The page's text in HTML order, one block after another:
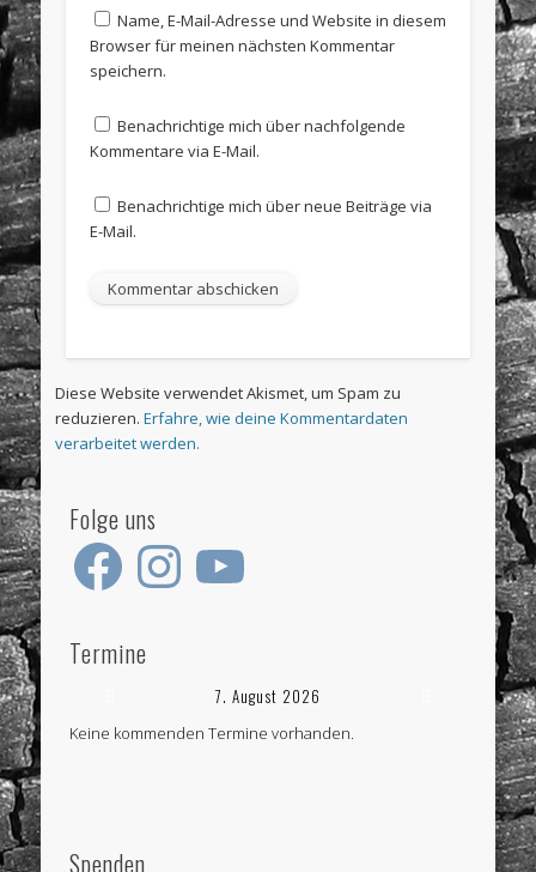
Name, E-Mail-Adresse und Website in diesem
Browser für meinen nächsten Kommentar
speichern.
Benachrichtige mich über nachfolgende
Kommentare via E-Mail.
Benachrichtige mich über neue Beiträge via
E-Mail.
Diese Website verwendet Akismet, um Spam zu
reduzieren.Erfahre, wie deine Kommentardaten
verarbeitet werden.
Folge uns
Facebook Instagram
Termine
7. August 2026
Keine kommenden Termine vorhanden.
Spenden